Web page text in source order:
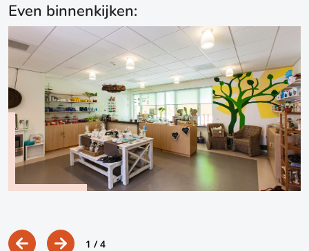
Even binnenkijken:
1 / 4